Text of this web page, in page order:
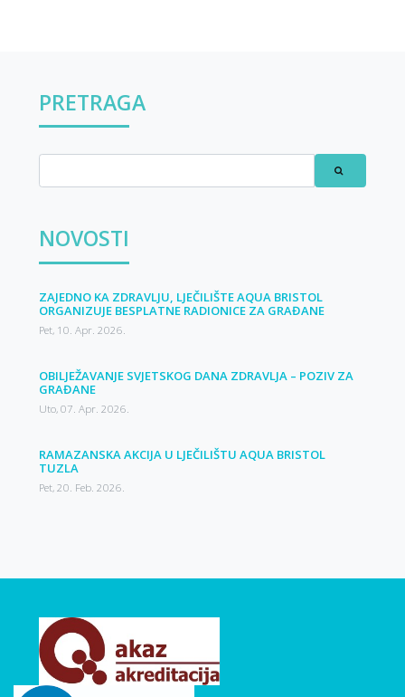
PRETRAGA
NOVOSTI
ZAJEDNO KA ZDRAVLJU, LJEČILIŠTE AQUA BRISTOL
ORGANIZUJE BESPLATNE RADIONICE ZA GRAĐANE
Pet, 10. Apr. 2026.
OBILJEŽAVANJE SVJETSKOG DANA ZDRAVLJA – POZIV ZA
GRAĐANE
Uto, 07. Apr. 2026.
RAMAZANSKA AKCIJA U LJEČILIŠTU AQUA BRISTOL
TUZLA
Pet, 20. Feb. 2026.